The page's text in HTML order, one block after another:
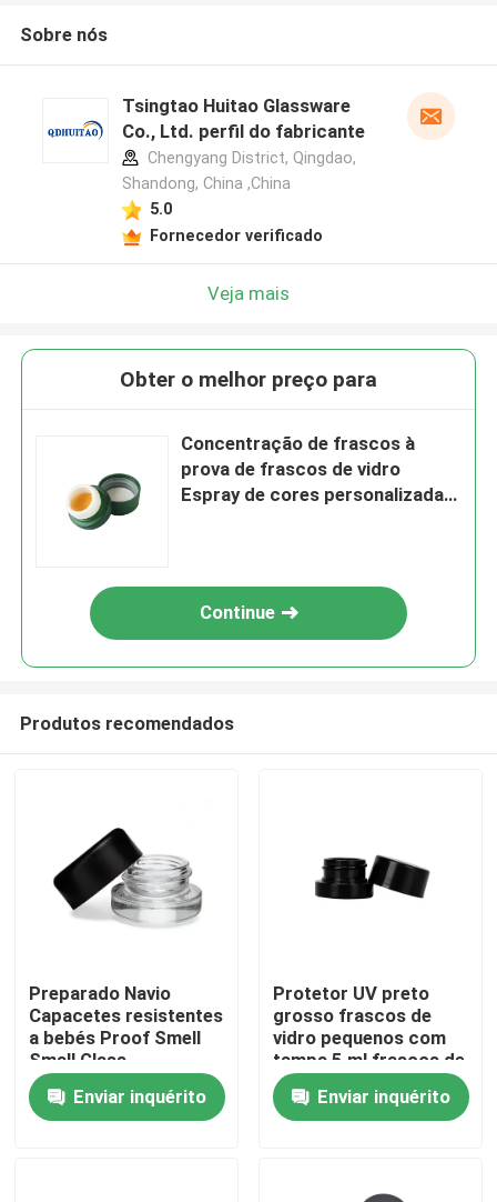
Casa
Produtos
Sobre nós
Tsingtao Huitao Glassware
Co., Ltd. perfil do fabricante
Chengyang District, Qingdao,
Shandong, China ,China
5.0
Fornecedor verificado
Veja mais
Obter o melhor preço para
Concentração de frascos à
prova de frascos de vidro
Espray de cores personalizadas
Continue
Produtos recomendados
Preparado Navio
Capacetes resistentes
a bebés Proof Smell
Small Glass
Concentrate Jars de
óleo de flores
Wholesale
Enviar inquérito
Protetor UV preto
grosso frascos de
vidro pequenos com
tampa 5 ml frascos de
concentrado
Enviar inquérito